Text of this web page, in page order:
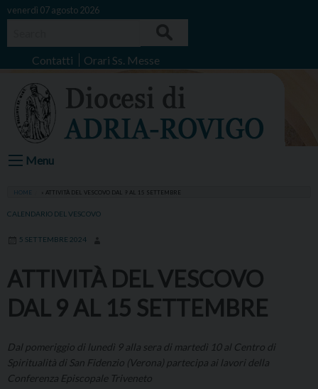
Skip
venerdì 07 agosto 2026
Contatti Orari Ss. Messe
Menu
HOME ATTIVITÀ DEL VESCOVO DAL 9 AL 15 SETTEMBRE
CALENDARIO DEL VESCOVO
5 SETTEMBRE 2024
ATTIVITÀ DEL VESCOVO
DAL 9 AL 15 SETTEMBRE
Dal pomeriggio di lunedì 9 alla sera di martedì 10 al Centro di
Spiritualità di San Fidenzio (Verona) partecipa ai lavori della
Conferenza Episcopale Triveneto